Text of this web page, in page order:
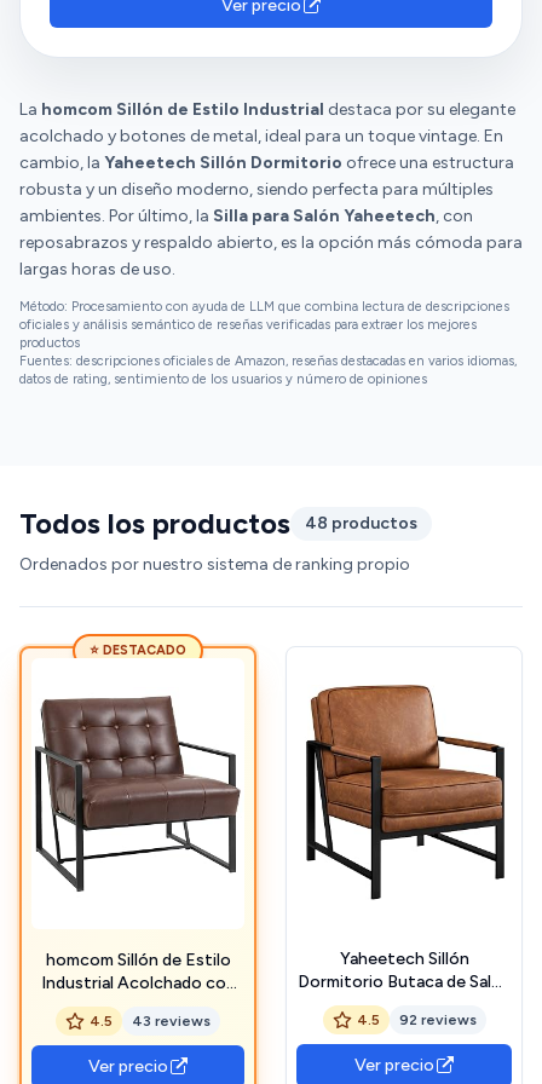
Ver precio
La homcom Sillón de Estilo Industrial destaca por su elegante
acolchado y botones de metal, ideal para un toque vintage. En
cambio, la Yaheetech Sillón Dormitorio ofrece una estructura
robusta y un diseño moderno, siendo perfecta para múltiples
ambientes. Por último, la Silla para Salón Yaheetech, con
reposabrazos y respaldo abierto, es la opción más cómoda para
largas horas de uso.
Método: Procesamiento con ayuda de LLM que combina lectura de descripciones
oficiales y análisis semántico de reseñas verificadas para extraer los mejores
productos
Fuentes: descripciones oficiales de Amazon, reseñas destacadas en varios idiomas,
datos de rating, sentimiento de los usuarios y número de opiniones
Todos los productos
48 productos
Ordenados por nuestro sistema de ranking propio
⭐ DESTACADO
homcom Sillón de Estilo
Industrial Acolchado con
Botones de Metal y PU
marrón
4.5 43 reviews
Ver precio
Yaheetech Sillón
Dormitorio Butaca de Salón
Silla de Recepción Tapizado
en Piel Sintética Marrón
Metal Oficina Capacidad
136 kg
4.5 92 reviews
Ver precio